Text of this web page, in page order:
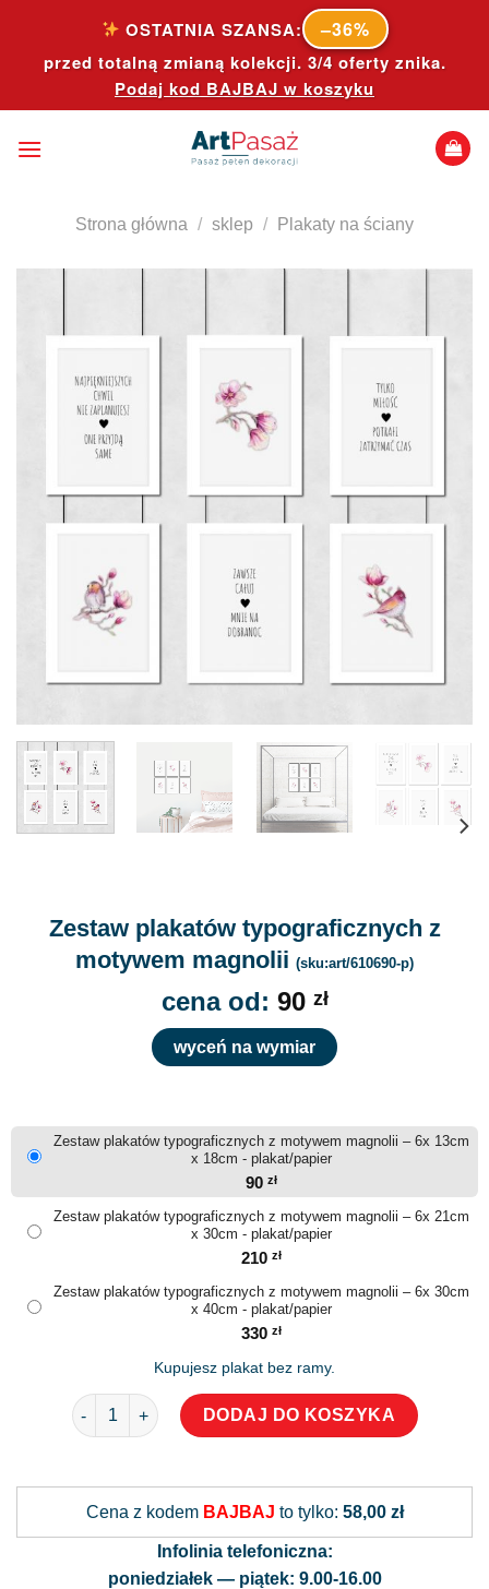
content
OSTATNIA SZANSA: –36%
przed totalną zmianą kolekcji. 3/4 oferty znika.
Podaj kod BAJBAJ w koszyku
Strona główna / sklep / Plakaty na ściany
Zestaw plakatów typograficznych z
motywem magnolii (sku:art/610690-p)
cena od: 90 zł
wyceń na wymiar
Zestaw plakatów typograficznych z motywem magnolii – 6x 13cm
x 18cm - plakat/papier
90 zł
Zestaw plakatów typograficznych z motywem magnolii – 6x 21cm
x 30cm - plakat/papier
210 zł
Zestaw plakatów typograficznych z motywem magnolii – 6x 30cm
x 40cm - plakat/papier
330 zł
Kupujesz plakat bez ramy.
ilość Zestaw plakatów typograficznych z motywem
DODAJ DO KOSZYKA
Cena z kodem BAJBAJ to tylko: 58,00 zł
Infolinia telefoniczna:
poniedziałek — piątek: 9.00-16.00